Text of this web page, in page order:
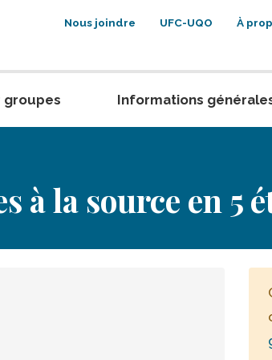
Nous joindre UFC-UQO À
groupes Informations
à la source en 5